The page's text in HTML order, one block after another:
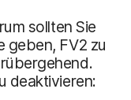
sollten Sie
geben, FV2 zu
deaktivieren: